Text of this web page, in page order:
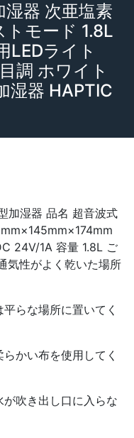
器 次亜塩素
トモード 1.8L
LEDライト
調 ホワイト
湿器 HAPTIC
加湿器 品名 超音波式
24V/1A 容量 1.8L ご
気性がよく乾いた場所
らな場所に置いてく
かい布を使用してく
吹き出し口に入らな